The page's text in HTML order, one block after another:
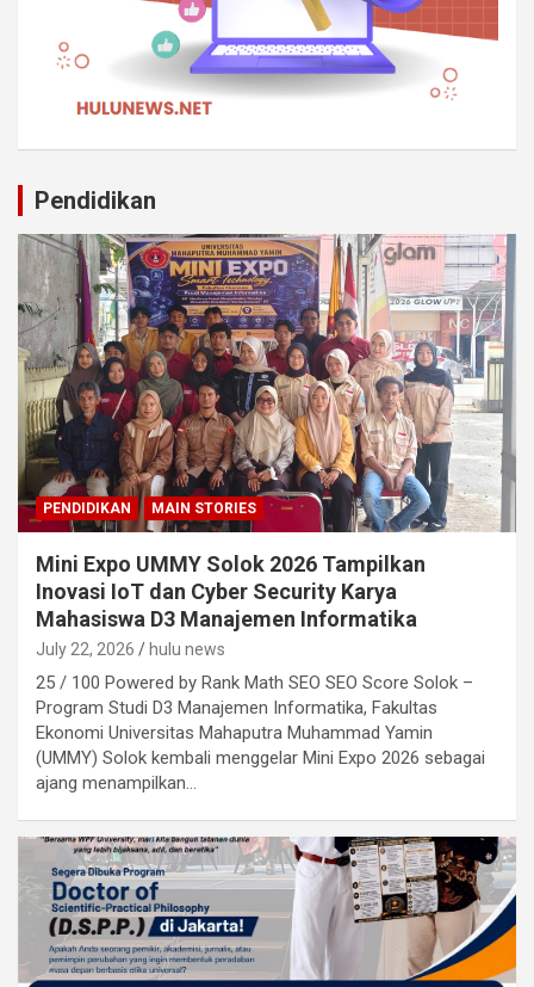
Pendidikan
PENDIDIKAN MAIN STORIES
Mini Expo UMMY Solok 2026 Tampilkan
Inovasi IoT dan Cyber Security Karya
Mahasiswa D3 Manajemen Informatika
July 22, 2026 hulu news
25 / 100 Powered by Rank Math SEO SEO Score Solok –
Program Studi D3 Manajemen Informatika, Fakultas
Ekonomi Universitas Mahaputra Muhammad Yamin
(UMMY) Solok kembali menggelar Mini Expo 2026 sebagai
ajang menampilkan…